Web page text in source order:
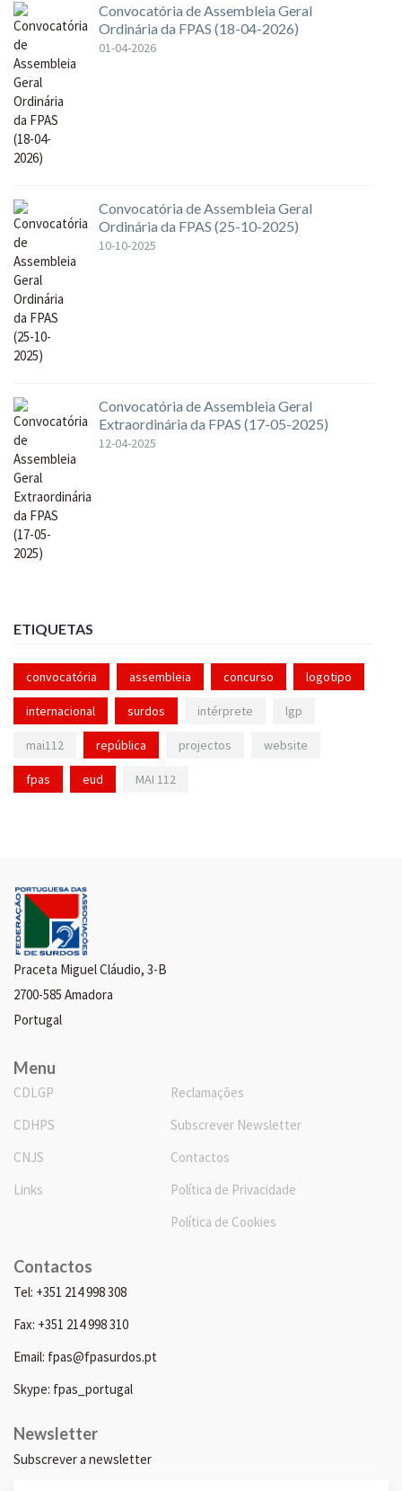
Convocatória de Assembleia Geral
Ordinária da FPAS (18-04-2026)
01-04-2026
Convocatória de Assembleia Geral
Ordinária da FPAS (25-10-2025)
10-10-2025
Convocatória de Assembleia Geral
Extraordinária da FPAS (17-05-2025)
12-04-2025
ETIQUETAS
convocatória assembleia concurso logotipo
internacional surdos intérprete lgp
mai112 república projectos website
fpas eud MAI 112
Praceta Miguel Cláudio, 3-B
2700-585 Amadora
Portugal
Menu
CDLGP
CDHPS
CNJS
Links
Reclamações
Subscrever Newsletter
Contactos
Política de Privacidade
Política de Cookies
Contactos
Tel: +351 214 998 308
Fax: +351 214 998 310
Email: fpas@fpasurdos.pt
Skype: fpas_portugal
Newsletter
Subscrever a newsletter